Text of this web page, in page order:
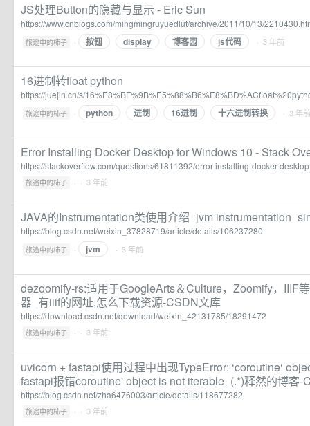
JS处理Button的隐藏与显示 - Eric Sun
https://www.cnblogs.com/mingmingruyuedlut/archive/2011/10/13/
旅途中的柿子 · 按钮 display 博客园 js代码 · 3 年前
16进制转float python
https://juejin.cn/s/
旅途中的柿子 · python 进制 16进制 十六进制转换 · 3 年前
Error Installing Docker Desktop for Windows 10 - Stack
https://stackoverflow.com/questions/61811392/error-installing-docker-
旅途中的柿子 · · 3 年前
JAVA的Instrumentation类使用介绍_jvm
https://blog.csdn.net/weixin_37828719/article/details/106237280
旅途中的柿子 · jvm · 3 年前
dezoomify-rs:适用于GoogleArts＆Culture，Zoomify，IIIF
器_有iiif的网址,怎么下载资源-CSDN文库
https://download.csdn.net/download/weixin_42131785/18291472
旅途中的柿子 · · 3 年前
uvicorn + fastapi使用过程中出现TypeError: ‘coroutine‘
fastapi报错coroutine' object is not iterable_(.*)释然的博客-
https://blog.csdn.net/zha6476003/article/details/118677282
旅途中的柿子 · · 3 年前